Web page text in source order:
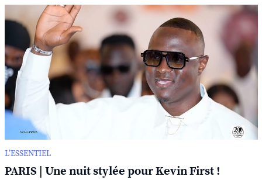
L’ESSENTIEL
PARIS | Une nuit stylée pour Kevin First !